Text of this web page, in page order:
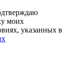
моих
указанных в